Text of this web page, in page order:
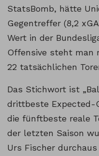
StatsBomb, hätte
Gegentreffer (8,2
Wert in der
Offensive steht man
22 tatsächlichen
Das Stichwort ist
drittbeste Expected-
die fünftbeste reale
der letzten Saison
Urs Fischer